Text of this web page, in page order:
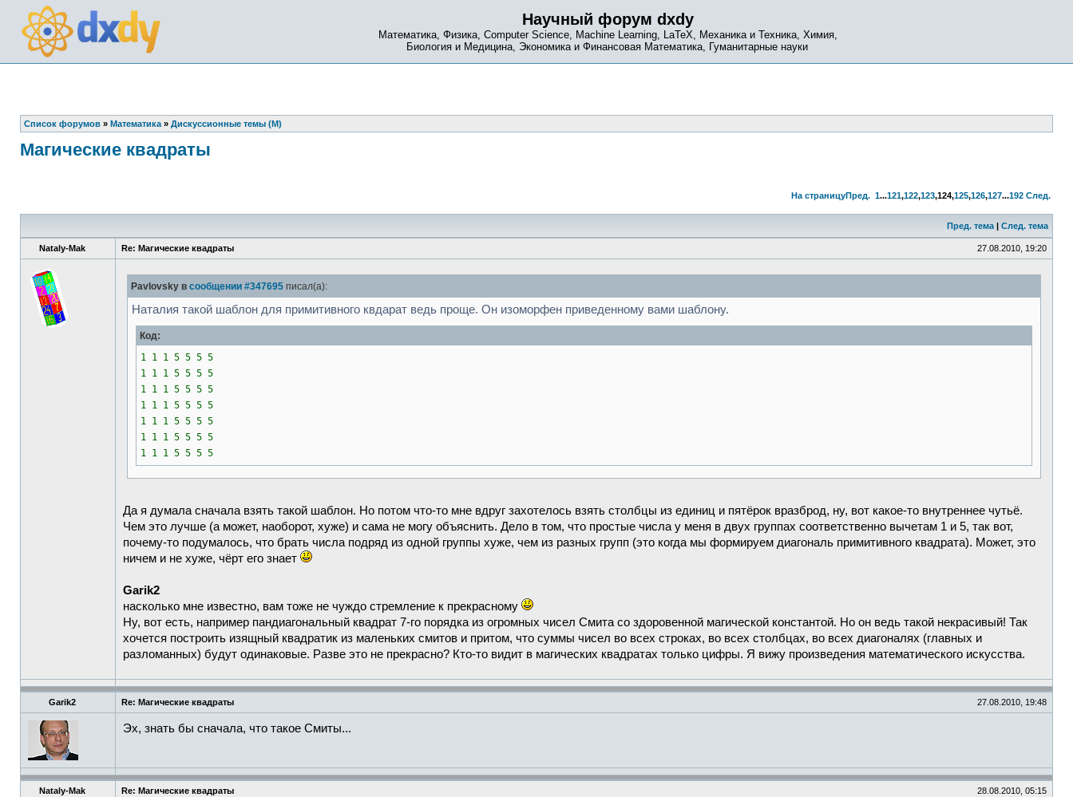
Научный форум dxdy
Математика, Физика, Computer Science, Machine Learning, LaTeX, Механика и Техника, Химия,
Биология и Медицина, Экономика и Финансовая Математика, Гуманитарные науки
Список форумов » Математика » Дискуссионные темы (М)
Магические квадраты
На страницуПред. 1...121,122,123,124,125,126,127...192 След.
Пред. тема | След. тема
Nataly-Mak Re: Магические квадраты 27.08.2010, 19:20
Pavlovsky в сообщении #347695 писал(а):
Наталия такой шаблон для примитивного квдарат ведь проще. Он изоморфен приведенному вами шаблону.
Код:
1 1 1 5 5 5 5
1 1 1 5 5 5 5
1 1 1 5 5 5 5
1 1 1 5 5 5 5
1 1 1 5 5 5 5
1 1 1 5 5 5 5
1 1 1 5 5 5 5
Да я думала сначала взять такой шаблон. Но потом что-то мне вдруг захотелось взять столбцы из единиц и пятёрок вразброд, ну, вот какое-то внутреннее чутьё.
Чем это лучше (а может, наоборот, хуже) и сама не могу объяснить. Дело в том, что простые числа у меня в двух группах соответственно вычетам 1 и 5, так вот,
почему-то подумалось, что брать числа подряд из одной группы хуже, чем из разных групп (это когда мы формируем диагональ примитивного квадрата). Может, это
ничем и не хуже, чёрт его знает
Garik2
насколько мне известно, вам тоже не чуждо стремление к прекрасному
Ну, вот есть, например пандиагональный квадрат 7-го порядка из огромных чисел Смита со здоровенной магической константой. Но он ведь такой некрасивый! Так
хочется построить изящный квадратик из маленьких смитов и притом, что суммы чисел во всех строках, во всех столбцах, во всех диагоналях (главных и
разломанных) будут одинаковые. Разве это не прекрасно? Кто-то видит в магических квадратах только цифры. Я вижу произведения математического искусства.
Garik2 Re: Магические квадраты 27.08.2010, 19:48
Эх, знать бы сначала, что такое Смиты...
Nataly-Mak Re: Магические квадраты 28.08.2010, 05:15